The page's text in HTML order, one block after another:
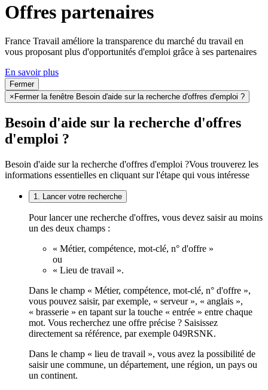
Offres partenaires
France Travail améliore la transparence du marché du travail en
vous proposant plus d'opportunités d'emploi grâce à ses partenaires
En savoir plus
Fermer
× Fermer la fenêtre Besoin d'aide sur la recherche d'offres d'emploi ?
Besoin d'aide sur la recherche d'offres
d'emploi ?
Besoin d'aide sur la recherche d'offres d'emploi ?Vous trouverez les
informations essentielles en cliquant sur l'étape qui vous intéresse
1. Lancer votre recherche
Pour lancer une recherche d'offres, vous devez saisir au moins
un des deux champs :
« Métier, compétence, mot-clé, n° d'offre »
ou
« Lieu de travail ».
Dans le champ « Métier, compétence, mot-clé, n° d'offre »,
vous pouvez saisir, par exemple, « serveur », « anglais »,
« brasserie » en tapant sur la touche « entrée » entre chaque
mot. Vous recherchez une offre précise ? Saisissez
directement sa référence, par exemple 049RSNK.
Dans le champ « lieu de travail », vous avez la possibilité de
saisir une commune, un département, une région, un pays ou
un continent.